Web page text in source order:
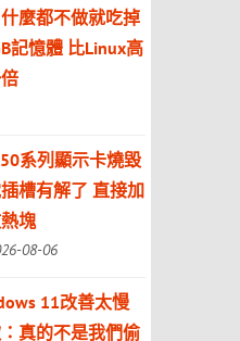
麼都不做就吃掉
記憶體 比Linux高
50系列顯示卡燒毀
槽有解了 直接加
塊
08-06
11改善太慢
真的不是我們偷